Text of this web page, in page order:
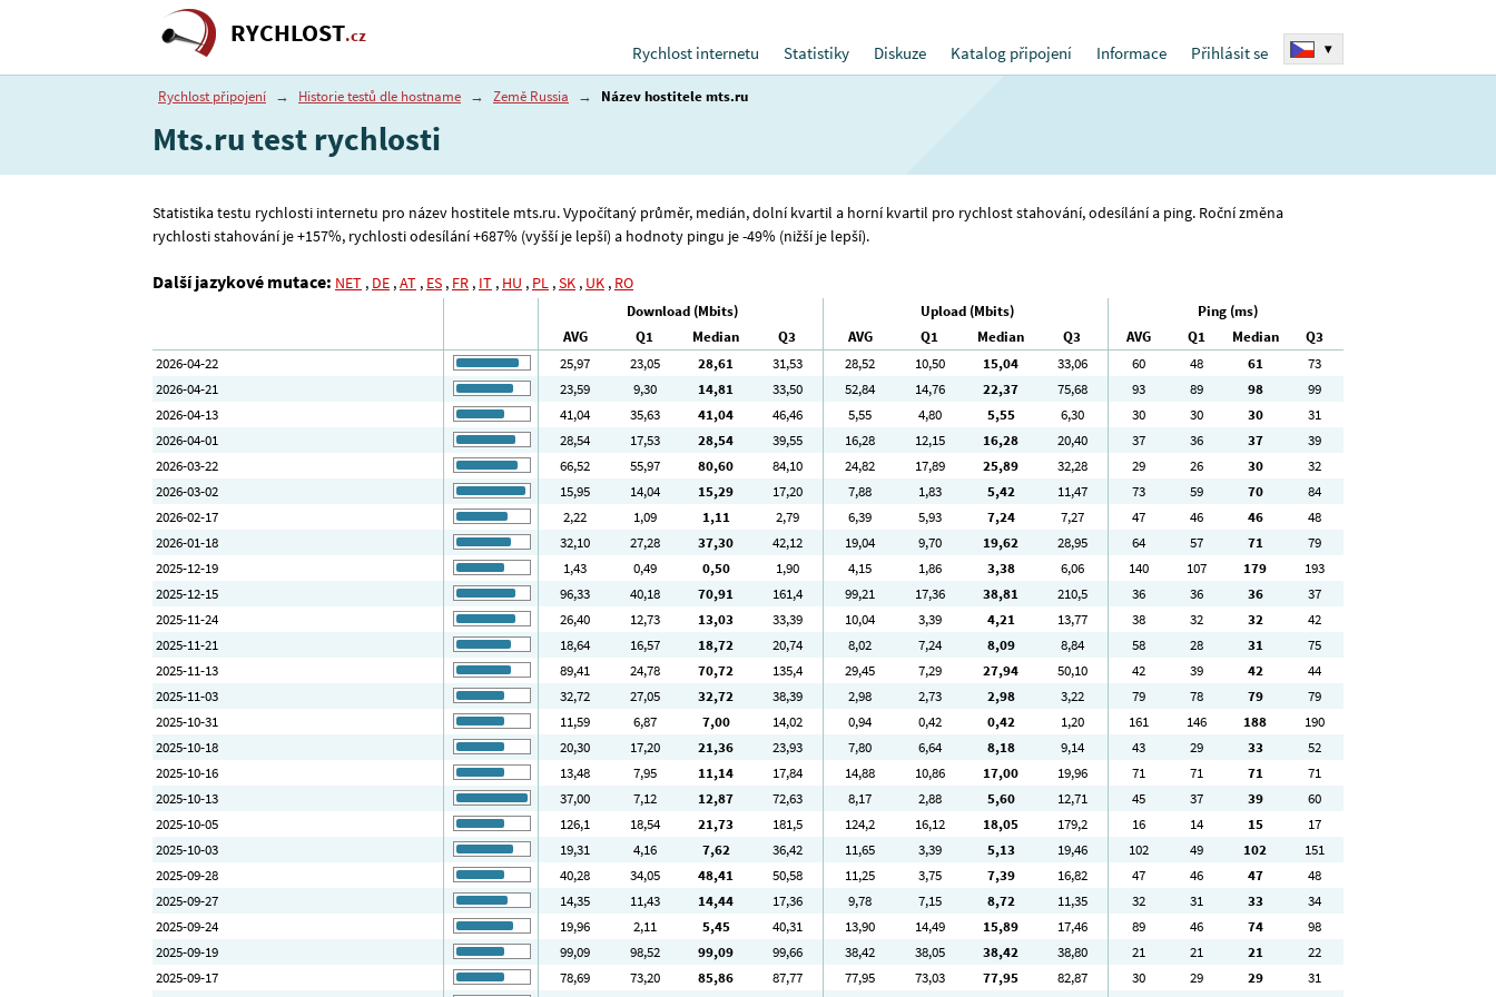
RYCHLOST.cz
Rychlost internetu
Statistiky Diskuze Katalog připojení Informace Přihlásit se ▾
Rychlost připojení → Historie testů dle hostname → Země Russia → Název hostitele mts.ru
Mts.ru test rychlosti
Statistika testu rychlosti internetu pro název hostitele mts.ru. Vypočítaný průměr, medián, dolní kvartil a horní kvartil pro rychlost stahování, odesílání a ping. Roční změna
rychlosti stahování je +157%, rychlosti odesílání +687% (vyšší je lepší) a hodnoty pingu je -49% (nižší je lepší).
Další jazykové mutace: NET , DE ,AT , ES , FR , IT , HU , PL ,SK , UK , RO
Download (Mbits) Upload (Mbits)
Ping (ms)
AVG
Q1 Median Q3 AVG Q1 Median Q3 AVG Q1 Median
Q3
2026-04-22
25,97 23,05 28,61 31,53 28,52 10,50 15,04 33,06 60 48 61
73
2026-04-21
23,59 9,30 14,81 33,50 52,84 14,76 22,37 75,68 93 89 98
99
2026-04-13
41,04 35,63 41,04 46,46 5,55 4,80 5,55 6,30 30 30 30
31
2026-04-01
28,54 17,53 28,54 39,55 16,28 12,15 16,28 20,40 37 36 37
39
2026-03-22
66,52 55,97 80,60 84,10 24,82 17,89 25,89 32,28 29 26 30
32
2026-03-02
15,95 14,04 15,29 17,20 7,88 1,83 5,42 11,47 73 59 70
84
2026-02-17
2,22 1,09 1,11 2,79 6,39 5,93 7,24 7,27 47 46 46
48
2026-01-18
32,10 27,28 37,30 42,12 19,04 9,70 19,62 28,95 64 57 71
79
2025-12-19
1,43 0,49 0,50 1,90 4,15 1,86 3,38 6,06 140 107 179
193
2025-12-15
96,33 40,18 70,91 161,4 99,21 17,36 38,81 210,5 36 36 36
37
2025-11-24
26,40 12,73 13,03 33,39 10,04 3,39 4,21 13,77 38 32 32
42
2025-11-21
18,64 16,57 18,72 20,74 8,02 7,24 8,09 8,84 58 28 31
75
2025-11-13
89,41 24,78 70,72 135,4 29,45 7,29 27,94 50,10 42 39 42
44
2025-11-03
32,72 27,05 32,72 38,39 2,98 2,73 2,98 3,22 79 78 79
79
2025-10-31
11,59 6,87 7,00 14,02 0,94 0,42 0,42 1,20 161 146 188
190
2025-10-18
20,30 17,20 21,36 23,93 7,80 6,64 8,18 9,14 43 29 33
52
2025-10-16
13,48 7,95 11,14 17,84 14,88 10,86 17,00 19,96 71 71 71
71
2025-10-13
37,00 7,12 12,87 72,63 8,17 2,88 5,60 12,71 45 37 39
60
2025-10-05
126,1 18,54 21,73 181,5 124,2 16,12 18,05 179,2 16 14 15
17
2025-10-03
19,31 4,16 7,62 36,42 11,65 3,39 5,13 19,46 102 49 102
151
2025-09-28
40,28 34,05 48,41 50,58 11,25 3,75 7,39 16,82 47 46 47
48
2025-09-27
14,35 11,43 14,44 17,36 9,78 7,15 8,72 11,35 32 31 33
34
2025-09-24
19,96 2,11 5,45 40,31 13,90 14,49 15,89 17,46 89 46 74
98
2025-09-19
99,09 98,52 99,09 99,66 38,42 38,05 38,42 38,80 21 21 21
22
2025-09-17
78,69 73,20 85,86 87,77 77,95 73,03 77,95 82,87 30 29 29
31